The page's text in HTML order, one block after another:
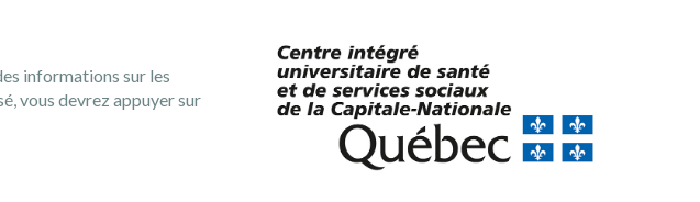
informations sur les
vous devrez appuyer sur